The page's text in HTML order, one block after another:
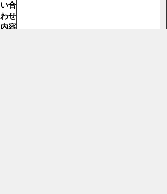
い合
わせ
内容